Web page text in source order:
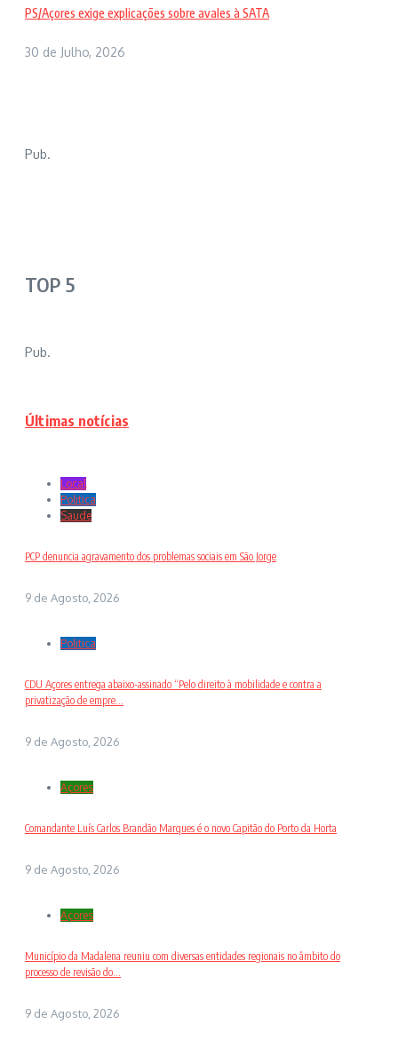
PS/Açores exige explicações sobre avales à SATA
30 de Julho, 2026
Pub.
TOP 5
Pub.
Últimas notícias
Local
Politica
Saude
PCP denuncia agravamento dos problemas sociais em São Jorge
9 de Agosto, 2026
Politica
CDU Açores entrega abaixo-assinado “Pelo direito à mobilidade e contra a
privatização de empre...
9 de Agosto, 2026
Açores
Comandante Luís Carlos Brandão Marques é o novo Capitão do Porto da Horta
9 de Agosto, 2026
Açores
Município da Madalena reuniu com diversas entidades regionais no âmbito do
processo de revisão do...
9 de Agosto, 2026